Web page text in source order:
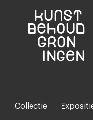
Footer-
Collectie